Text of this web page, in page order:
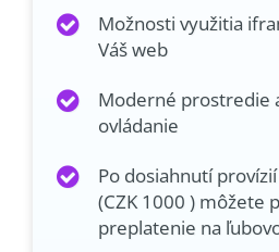
Možnosti využitia
Váš web
Moderné prostredie
ovládanie
Po dosiahnutí
(CZK 1000 ) môžete
preplatenie na